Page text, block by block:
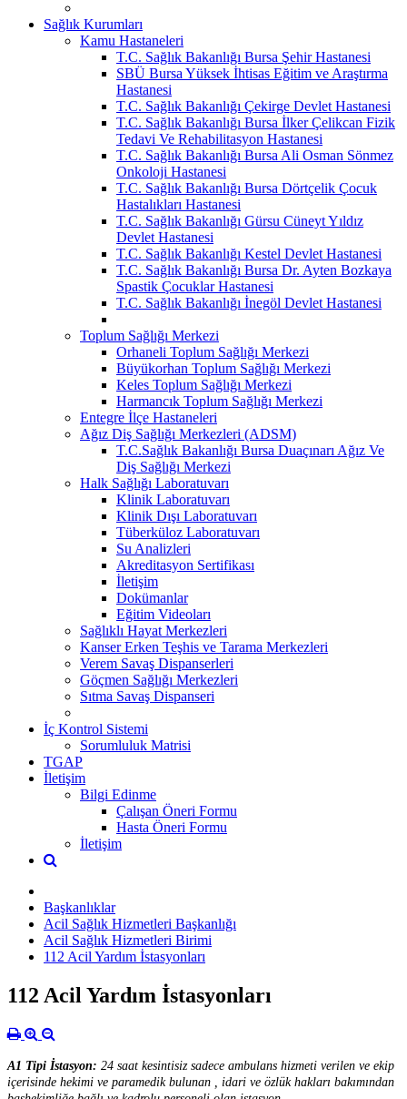
Sağlık Kurumları
Kamu Hastaneleri
T.C. Sağlık Bakanlığı Bursa Şehir Hastanesi
SBÜ Bursa Yüksek İhtisas Eğitim ve Araştırma
Hastanesi
T.C. Sağlık Bakanlığı Çekirge Devlet Hastanesi
T.C. Sağlık Bakanlığı Bursa İlker Çelikcan Fizik
Tedavi Ve Rehabilitasyon Hastanesi
T.C. Sağlık Bakanlığı Bursa Ali Osman Sönmez
Onkoloji Hastanesi
T.C. Sağlık Bakanlığı Bursa Dörtçelik Çocuk
Hastalıkları Hastanesi
T.C. Sağlık Bakanlığı Gürsu Cüneyt Yıldız
Devlet Hastanesi
T.C. Sağlık Bakanlığı Kestel Devlet Hastanesi
T.C. Sağlık Bakanlığı Bursa Dr. Ayten Bozkaya
Spastik Çocuklar Hastanesi
T.C. Sağlık Bakanlığı İnegöl Devlet Hastanesi
Toplum Sağlığı Merkezi
Orhaneli Toplum Sağlığı Merkezi
Büyükorhan Toplum Sağlığı Merkezi
Keles Toplum Sağlığı Merkezi
Harmancık Toplum Sağlığı Merkezi
Entegre İlçe Hastaneleri
Ağız Diş Sağlığı Merkezleri (ADSM)
T.C.Sağlık Bakanlığı Bursa Duaçınarı Ağız Ve
Diş Sağlığı Merkezi
Halk Sağlığı Laboratuvarı
Klinik Laboratuvarı
Klinik Dışı Laboratuvarı
Tüberküloz Laboratuvarı
Su Analizleri
Akreditasyon Sertifikası
İletişim
Dokümanlar
Eğitim Videoları
Sağlıklı Hayat Merkezleri
Kanser Erken Teşhis ve Tarama Merkezleri
Verem Savaş Dispanserleri
Göçmen Sağlığı Merkezleri
Sıtma Savaş Dispanseri
İç Kontrol Sistemi
Sorumluluk Matrisi
TGAP
İletişim
Bilgi Edinme
Çalışan Öneri Formu
Hasta Öneri Formu
İletişim
Başkanlıklar
Acil Sağlık Hizmetleri Başkanlığı
Acil Sağlık Hizmetleri Birimi
112 Acil Yardım İstasyonları
112 Acil Yardım İstasyonları
A1 Tipi İstasyon: 24 saat kesintisiz sadece ambulans hizmeti verilen ve ekip
içerisinde hekimi ve paramedik bulunan , idari ve özlük hakları bakımından